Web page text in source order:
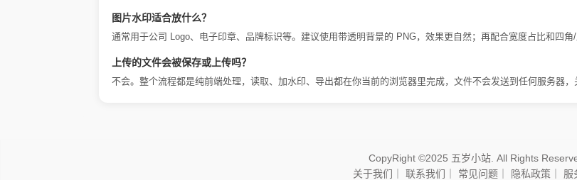
图片水印适合放什么？
通常用于公司 Logo、电子印章、品牌标识等。建议使用带透明背景的 PNG，效果更自然；再配合宽度占比和四角
上传的文件会被保存或上传吗？
不会。整个流程都是纯前端处理，读取、加水印、导出都在你当前的浏览器里完成，文件不会发送到任何服务器，
CopyRight ©2025 五岁小站. All Rights
关于我们
联系我们 常见问题 隐私政策 服